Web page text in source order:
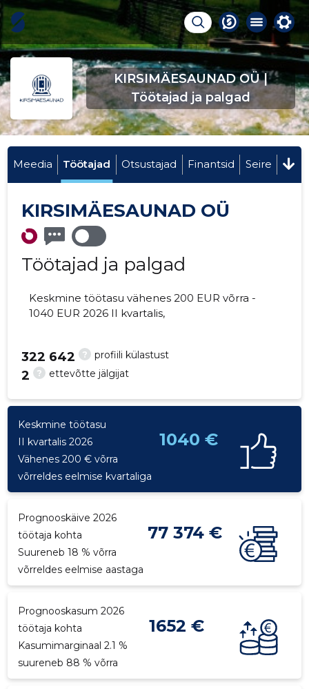
KIRSIMÄESAUNAD OÜ |
Töötajad ja palgad
Meedia Töötajad Otsustajad Finantsid Seire
KIRSIMÄESAUNAD OÜ
Töötajad ja palgad
Keskmine töötasu vähenes 200 EUR võrra -
1040 EUR 2026 II kvartalis,
? profiili külastust
322 642
? ettevõtte jälgijat
2
Keskmine töötasu
II kvartalis 2026
1040 €
Vähenes 200 € võrra
võrreldes eelmise kvartaliga
Prognooskäive 2026
töötaja kohta
77 374 €
Suureneb 18 % võrra
võrreldes eelmise aastaga
Prognooskasum 2026
töötaja kohta
1652 €
Kasumimarginaal 2.1 %
suureneb 88 % võrra